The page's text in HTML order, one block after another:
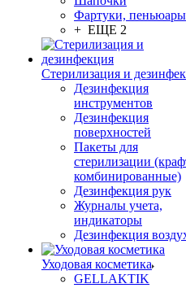
Фартуки, пеньюары
+ ЕЩЕ 2
Стерилизация и
Дезинфекция
инструментов
Дезинфекция
поверхностей
Пакеты для
стерилизации
комбинированные)
Дезинфекция рук
Журналы учета,
индикаторы
Дезинфекция
Уходовая косметика
GELLAKTIK